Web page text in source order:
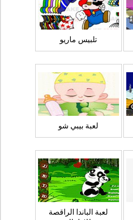
تلبيس ماريو
لعبة بيبي شو
لعبة الباندا الراقصة